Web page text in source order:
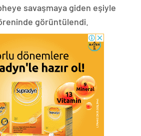
savaşmaya giden eşiyle
görüntülendi.